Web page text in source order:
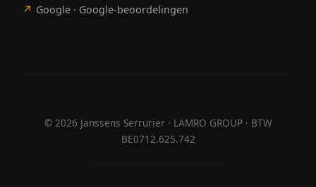
↗ Google · Google-beoordelingen
© 2026 Janssens Serrurier · LAMRO GROUP · BTW
BE0712.625.742